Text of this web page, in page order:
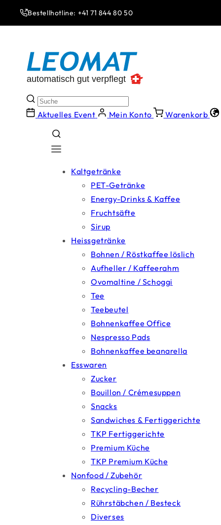
zum
Inhalt
Bestellhotline: +41 71 844 80 50
Aktuelles Event Mein Konto Warenkorb
Kaltgetränke
PET-Getränke
Energy-Drinks & Kaffee
Fruchtsäfte
Sirup
Heissgetränke
Bohnen / Röstkaffee löslich
Aufheller / Kaffeerahm
Ovomaltine / Schoggi
Tee
Teebeutel
Bohnenkaffee Office
Nespresso Pads
Bohnenkaffee beanarella
Esswaren
Zucker
Bouillon / Crémesuppen
Snacks
Sandwiches & Fertiggerichte
TKP Fertiggerichte
Premium Küche
TKP Premium Küche
Nonfood / Zubehör
Recycling-Becher
Rührstäbchen / Besteck
Diverses